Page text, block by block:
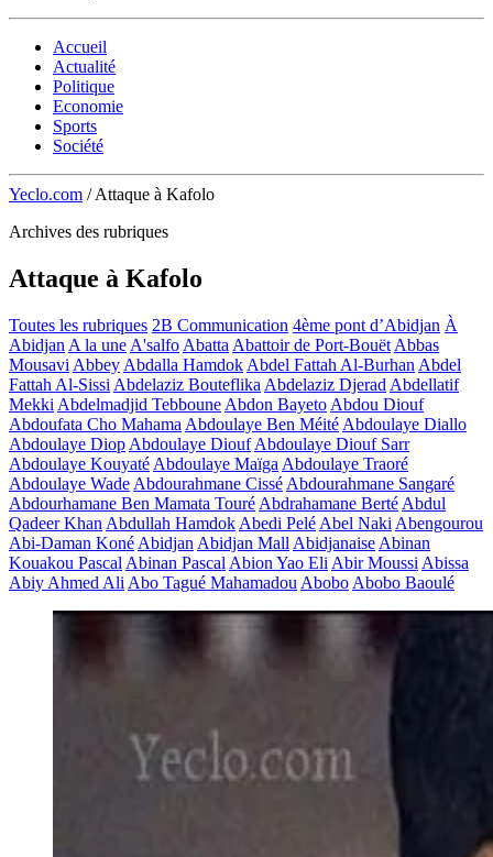
Accueil
Actualité
Politique
Economie
Sports
Société
Yeclo.com / Attaque à Kafolo
Archives des rubriques
Attaque à Kafolo
Toutes les rubriques 2B Communication 4ème pont d’Abidjan À
Abidjan A la une A'salfo Abatta Abattoir de Port-Bouët Abbas
Mousavi Abbey Abdalla Hamdok Abdel Fattah Al-Burhan Abdel
Fattah Al-Sissi Abdelaziz Bouteflika Abdelaziz Djerad Abdellatif
Mekki Abdelmadjid Tebboune Abdon Bayeto Abdou Diouf
Abdoufata Cho Mahama Abdoulaye Ben Méité Abdoulaye Diallo
Abdoulaye Diop Abdoulaye Diouf Abdoulaye Diouf Sarr
Abdoulaye Kouyaté Abdoulaye Maïga Abdoulaye Traoré
Abdoulaye Wade Abdourahmane Cissé Abdourahmane Sangaré
Abdourhamane Ben Mamata Touré Abdrahamane Berté Abdul
Qadeer Khan Abdullah Hamdok Abedi Pelé Abel Naki Abengourou
Abi-Daman Koné Abidjan Abidjan Mall Abidjanaise Abinan
Kouakou Pascal Abinan Pascal Abion Yao Eli Abir Moussi Abissa
Abiy Ahmed Ali Abo Tagué Mahamadou Abobo Abobo Baoulé